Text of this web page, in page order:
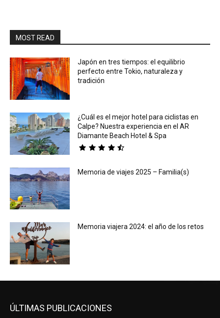
MOST READ
Japón en tres tiempos: el equilibrio
perfecto entre Tokio, naturaleza y
tradición
¿Cuál es el mejor hotel para ciclistas en
Calpe? Nuestra experiencia en el AR
Diamante Beach Hotel & Spa
Memoria de viajes 2025 – Familia(s)
Memoria viajera 2024: el año de los retos
ÚLTIMAS PUBLICACIONES